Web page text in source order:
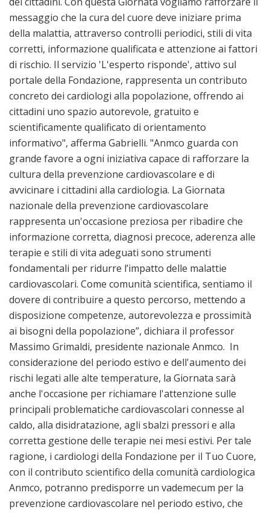
messaggio che la cura del cuore deve iniziare prima
della malattia, attraverso controlli periodici, stili di vita
corretti, informazione qualificata e attenzione ai fattori
di rischio. Il servizio 'L'esperto risponde', attivo sul
portale della Fondazione, rappresenta un contributo
concreto dei cardiologi alla popolazione, offrendo ai
cittadini uno spazio autorevole, gratuito e
scientificamente qualificato di orientamento
informativo", afferma Gabrielli. "Anmco guarda con
grande favore a ogni iniziativa capace di rafforzare la
cultura della prevenzione cardiovascolare e di
avvicinare i cittadini alla cardiologia. La Giornata
nazionale della prevenzione cardiovascolare
rappresenta un'occasione preziosa per ribadire che
informazione corretta, diagnosi precoce, aderenza alle
terapie e stili di vita adeguati sono strumenti
fondamentali per ridurre l’impatto delle malattie
cardiovascolari. Come comunità scientifica, sentiamo il
dovere di contribuire a questo percorso, mettendo a
disposizione competenze, autorevolezza e prossimità
ai bisogni della popolazione”, dichiara il professor
Massimo Grimaldi, presidente nazionale Anmco. In
considerazione del periodo estivo e dell'aumento dei
rischi legati alle alte temperature, la Giornata sarà
anche l'occasione per richiamare l'attenzione sulle
principali problematiche cardiovascolari connesse al
caldo, alla disidratazione, agli sbalzi pressori e alla
corretta gestione delle terapie nei mesi estivi. Per tale
ragione, i cardiologi della Fondazione per il Tuo Cuore,
con il contributo scientifico della comunità cardiologica
Anmco, potranno predisporre un vademecum per la
prevenzione cardiovascolare nel periodo estivo, che